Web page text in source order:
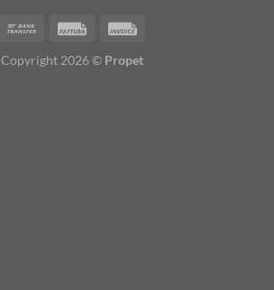
Copyright 2026 © Propet